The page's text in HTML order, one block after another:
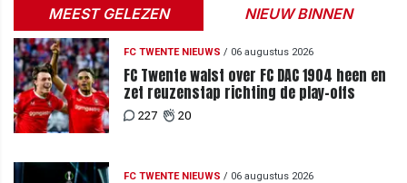
MEEST GELEZEN NIEUW BINNEN
FC TWENTE NIEUWS / 06 augustus 2026
FC Twente walst over FC DAC 1904 heen en
zet reuzenstap richting de play-offs
227 20
FC TWENTE NIEUWS / 06 augustus 2026